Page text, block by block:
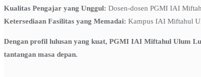
Kualitas Pengajar yang Unggul: Dosen-dosen PGMI IAI
Ketersediaan Fasilitas yang Memadai: Kampus IAI Miftahul
Dengan profil lulusan yang kuat, PGMI IAI Miftahul Ulum
tantangan masa depan.